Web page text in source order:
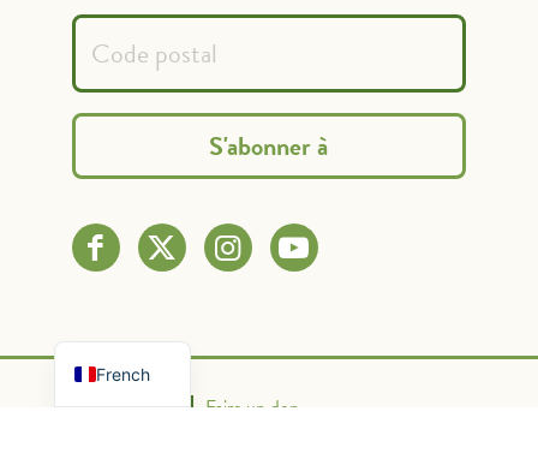
Nous contacter Faire un don
French